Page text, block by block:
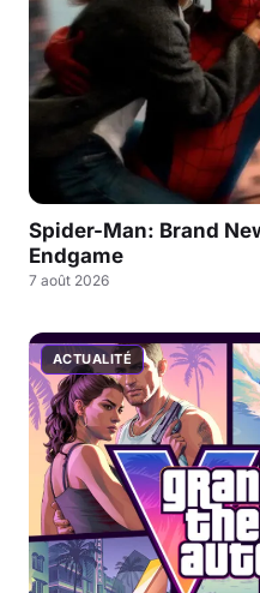
Spider-Man: Brand
Endgame
7 août 2026
ACTUALITÉ